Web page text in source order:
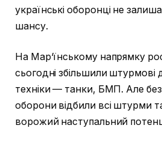
українські оборонці не
шансу.
На Мар‘їнському напрямку
сьогодні збільшили штурмові
техніки — танки, БМП. Але
оборони відбили всі штурми
ворожий наступальний